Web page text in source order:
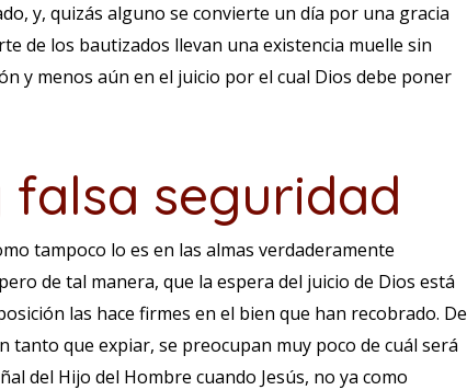
y, quizás alguno se convierte un día por una gracia
de los bautizados llevan una existencia muelle sin
y menos aún en el juicio por el cual Dios debe poner
seguridad
tampoco lo es en las almas verdaderamente
de tal manera, que la espera del juicio de Dios está
las hace firmes en el bien que han recobrado. De
que expiar, se preocupan muy poco de cuál será
del Hijo del Hombre cuando Jesús, no ya como